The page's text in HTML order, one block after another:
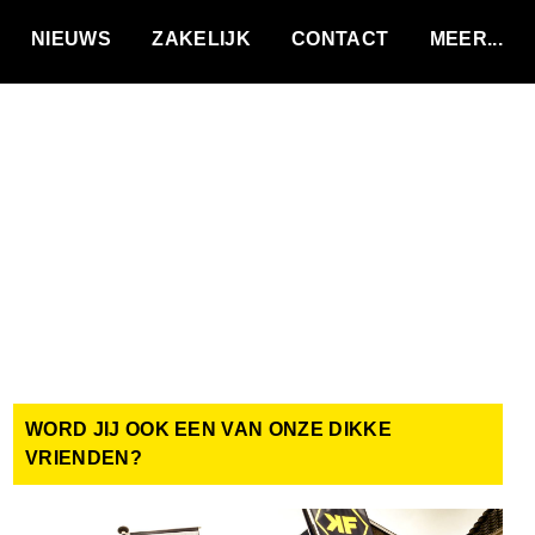
NIEUWS ZAKELIJK CONTACT
WORD JIJ OOK EEN VAN ONZE DIKKE
VRIENDEN?